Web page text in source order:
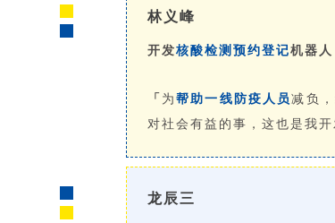
林义峰
开发核酸检测预约登记机器
「为帮助一线防疫人员减负
对社会有益的事，这也是我
龙辰三